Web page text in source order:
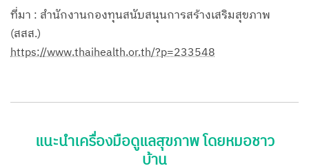
ที่มา : สำนักงานกองทุนสนับสนุนการสร้างเสริมสุขภาพ
(สสส.)
https://www.thaihealth.or.th/?p=233548
แนะนำเครื่องมือดูแลสุขภาพ โดยหมอชาว
บ้าน